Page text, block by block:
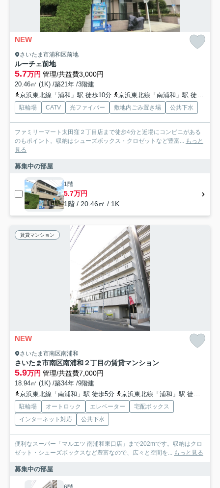
NEW
さいたま市浦和区前地
ルーチェ前地
5.7万円 管理/共益費3,000円
20.46㎡ (1K) /築21年 /3階建
京浜東北線「浦和」駅 徒歩10分
京浜東北線「南浦和」駅 徒歩21分
駐輪場 CATV 光ファイバー 敷地内ごみ置き場 公共下水
ファミリーマート太田窪２丁目店まで徒歩4分と近場にコンビニがある
のもポイント。収納はシューズボックス・クロゼットなど豊富...
もっと
見る
募集中の部屋
1階
5.7万円
1階 / 20.46㎡ / 1K
賃貸マンション
NEW
さいたま市南区南浦和
さいたま市南区南浦和２丁目の賃貸マンション
5.9万円 管理/共益費7,000円
18.94㎡ (1K) /築34年 /9階建
京浜東北線「南浦和」駅 徒歩5分
京浜東北線「浦和」駅 徒歩27分
駐輪場 オートロック エレベーター
宅配ボックス
インターネット対応
公共下水
便利なスーパー「マルエツ 南浦和東口店」まで202mです。収納はクロ
ゼット・シューズボックスなど豊富なので、広々と空間を...
もっと見る
募集中の部屋